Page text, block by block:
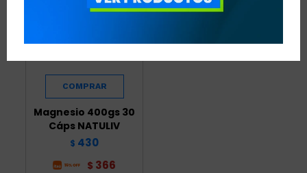
Magnesio 400gs 30
Cáps NATULIV
$ 430
$ 366